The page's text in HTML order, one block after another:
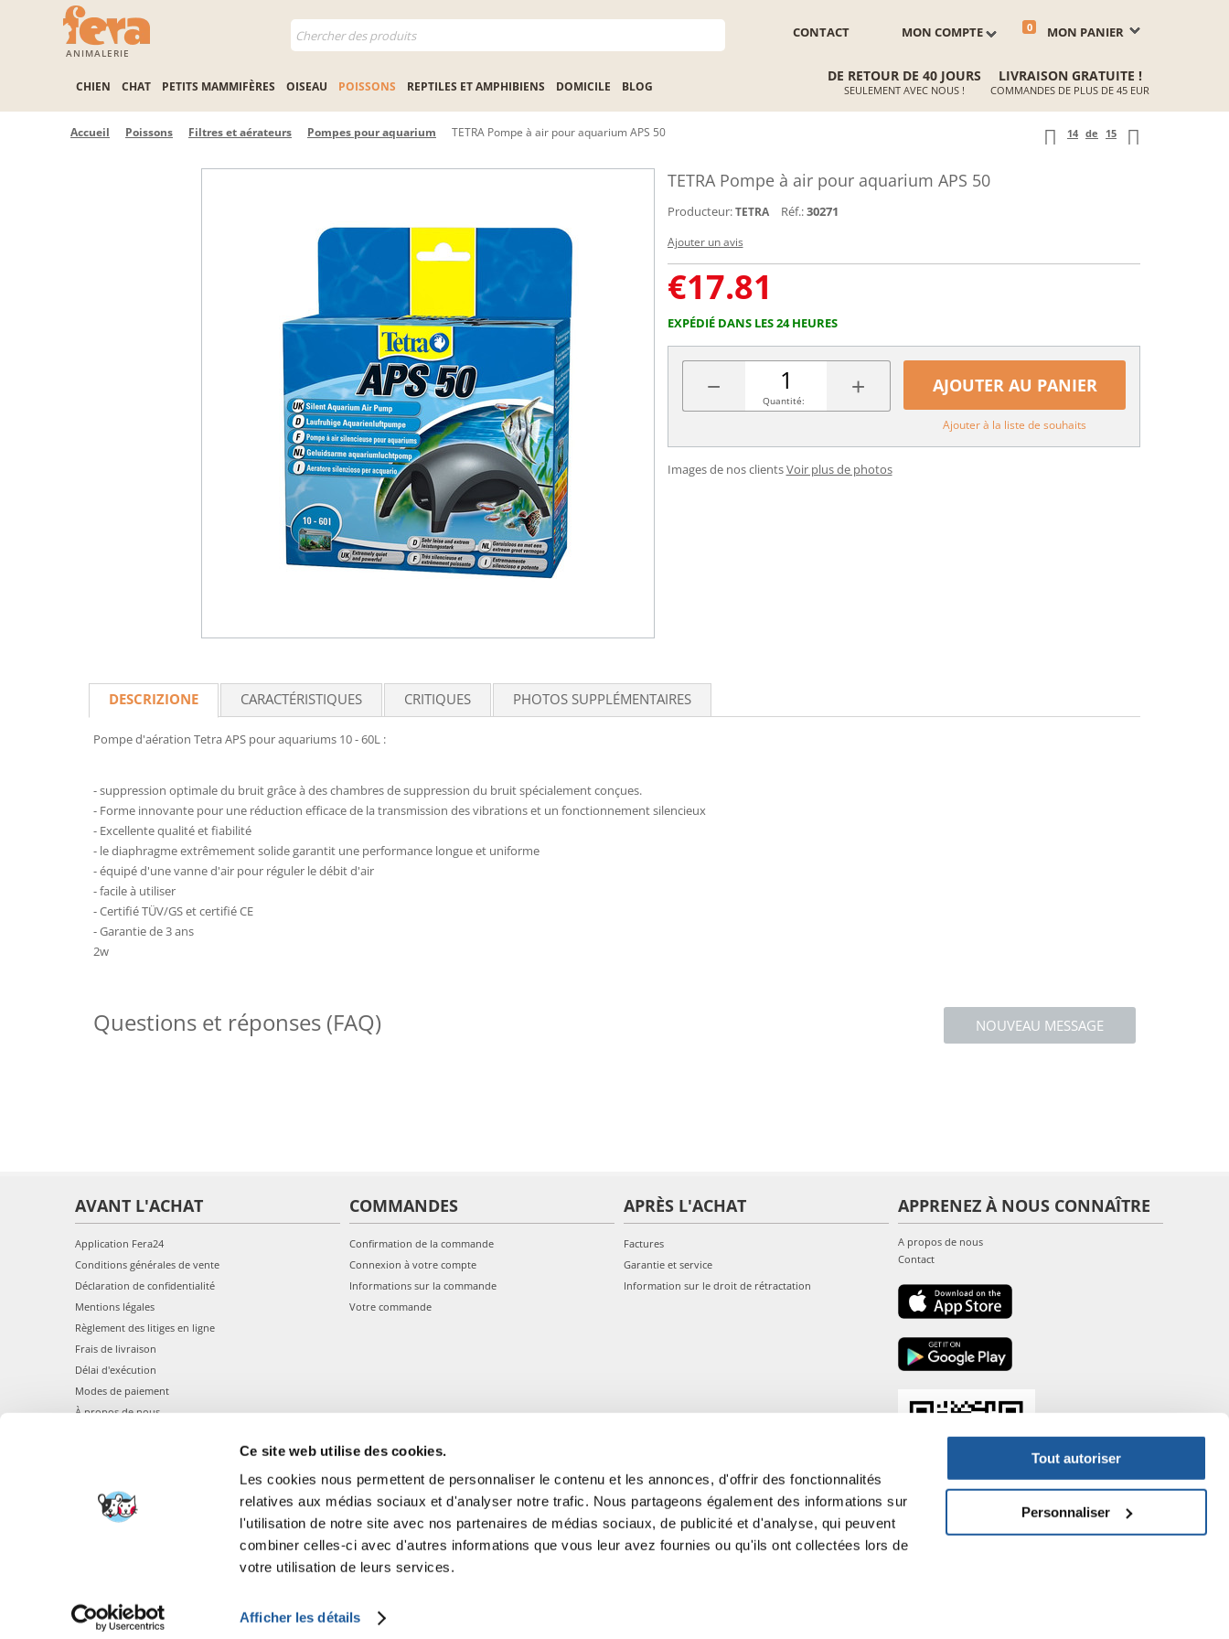
Ce site web utilise des cookies.
Les cookies nous permettent de personnaliser le contenu et les annonces, d'offrir des fonctionnalités
relatives aux médias sociaux et d'analyser notre trafic. Nous partageons également des informations sur
l'utilisation de notre site avec nos partenaires de médias sociaux, de publicité et d'analyse, qui peuvent
combiner celles-ci avec d'autres informations que vous leur avez fournies ou qu'ils ont collectées lors de
votre utilisation de leurs services.
Afficher les détails
Tout autoriser
Personnaliser
ANIMALERIE
MON PANIER
0
MON COMPTE
CONTACT
CHIEN CHAT PETITS MAMMIFÈRES OISEAU POISSONS REPTILES ET AMPHIBIENS DOMICILE BLOG
DE RETOUR DE 40 JOURS
SEULEMENT AVEC NOUS !
LIVRAISON GRATUITE !
COMMANDES DE PLUS DE 45 EUR
Accueil Poissons Filtres et aérateurs Pompes pour aquarium TETRA Pompe à air pour aquarium APS 50 14 de 15
TETRA Pompe à air pour aquarium APS 50
Producteur: TETRA Réf.:30271
Ajouter un avis
€17.81
EXPÉDIÉ DANS LES 24 HEURES
− +
Quantité:
AJOUTER AU PANIER
Ajouter à la liste de souhaits
Images de nos clientsVoir plus de photos
DESCRIZIONE CARACTÉRISTIQUES CRITIQUES PHOTOS SUPPLÉMENTAIRES
Pompe d'aération Tetra APS pour aquariums 10 - 60L :
- suppression optimale du bruit grâce à des chambres de suppression du bruit spécialement conçues.
- Forme innovante pour une réduction efficace de la transmission des vibrations et un fonctionnement silencieux
- Excellente qualité et fiabilité
- le diaphragme extrêmement solide garantit une performance longue et uniforme
- équipé d'une vanne d'air pour réguler le débit d'air
- facile à utiliser
- Certifié TÜV/GS et certifié CE
- Garantie de 3 ans
2w
NOUVEAU MESSAGE
Questions et réponses (FAQ)
AVANT L'ACHAT
Application Fera24
Conditions générales de vente
Déclaration de confidentialité
Mentions légales
Règlement des litiges en ligne
Frais de livraison
Délai d'exécution
Modes de paiement
À propos de nous
COMMANDES
Confirmation de la commande
Connexion à votre compte
Informations sur la commande
Votre commande
APRÈS L'ACHAT
Factures
Garantie et service
Information sur le droit de rétractation
APPRENEZ À NOUS CONNAÎTRE
A propos de nous
Contact
FERA 24 UG Sede legale: Blankenfelder Dorfstraße 94 15827 Blankenfelde-Mahlow (Germania) - P.IVA DE317667035